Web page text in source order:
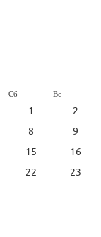
Сб Вс
1
2
8
9
15
16
22
23